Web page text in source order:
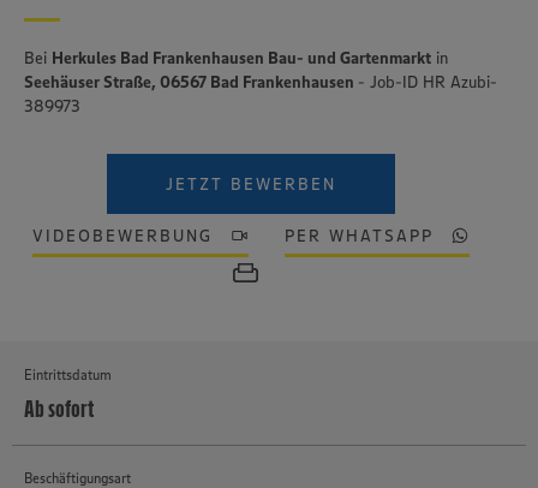
Bei Herkules Bad Frankenhausen Bau- und Gartenmarkt in
Seehäuser Straße, 06567 Bad Frankenhausen - Job-ID HR Azubi-
389973
JETZT BEWERBEN
VIDEOBEWERBUNG PER WHATSAPP
Eintrittsdatum
Ab sofort
Beschäftigungsart